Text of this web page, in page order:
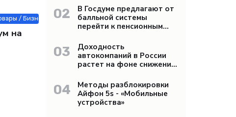
/ Бизнес / Строй материалы / Другие новости / СТАТЬИ /
на
«Бизнес»
02
В Госдуме предлагают от
балльной системы
перейти к пенсионным
03
Доходность
автокомпаний в России
растет на фоне снижения
04
Методы разблокировки
Айфон 5s - «Мобильные
устройства»